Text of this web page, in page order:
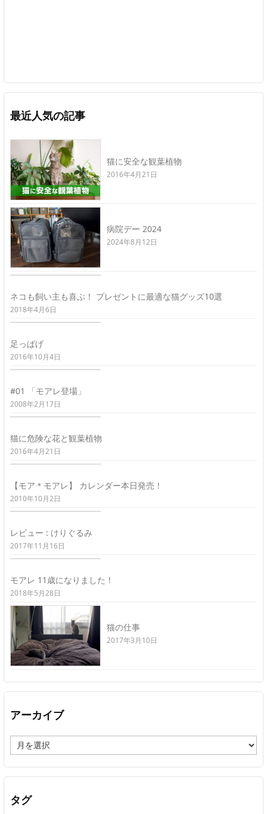
最近人気の記事
猫に安全な観葉植物
2016年4月21日
病院デー 2024
2024年8月12日
ネコも飼い主も喜ぶ！ プレゼントに最適な猫グッズ10選
2018年4月6日
足っぱげ
2016年10月4日
#01 「モアレ登場」
2008年2月17日
猫に危険な花と観葉植物
2016年4月21日
【モア＊モアレ】 カレンダー本日発売！
2010年10月2日
レビュー : けりぐるみ
2017年11月16日
モアレ 11歳になりました！
2018年5月28日
猫の仕事
2017年3月10日
アーカイブ
ー
カ
イ
タグ